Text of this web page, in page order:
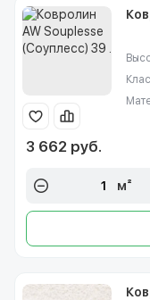
3 662 руб.
м²